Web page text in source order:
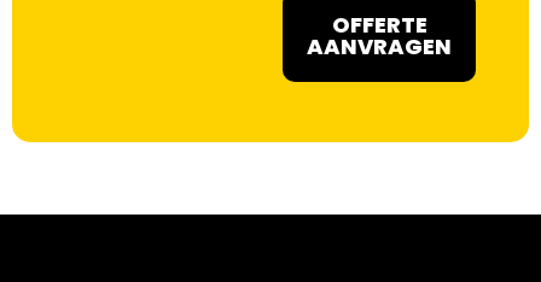
OFFERTE
AANVRAGEN